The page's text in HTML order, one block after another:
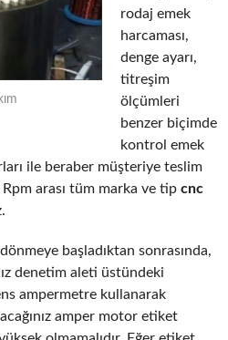
rodaj emek
harcaması,
denge ayarı,
titreşim
ölçümleri
benzer biçimde
kontrol emek
ile beraber müşteriye teslim
arası tüm marka ve tip cnc
başladıktan sonrasında,
denetim aleti üstündeki
ampermetre kullanarak
amper motor etiket